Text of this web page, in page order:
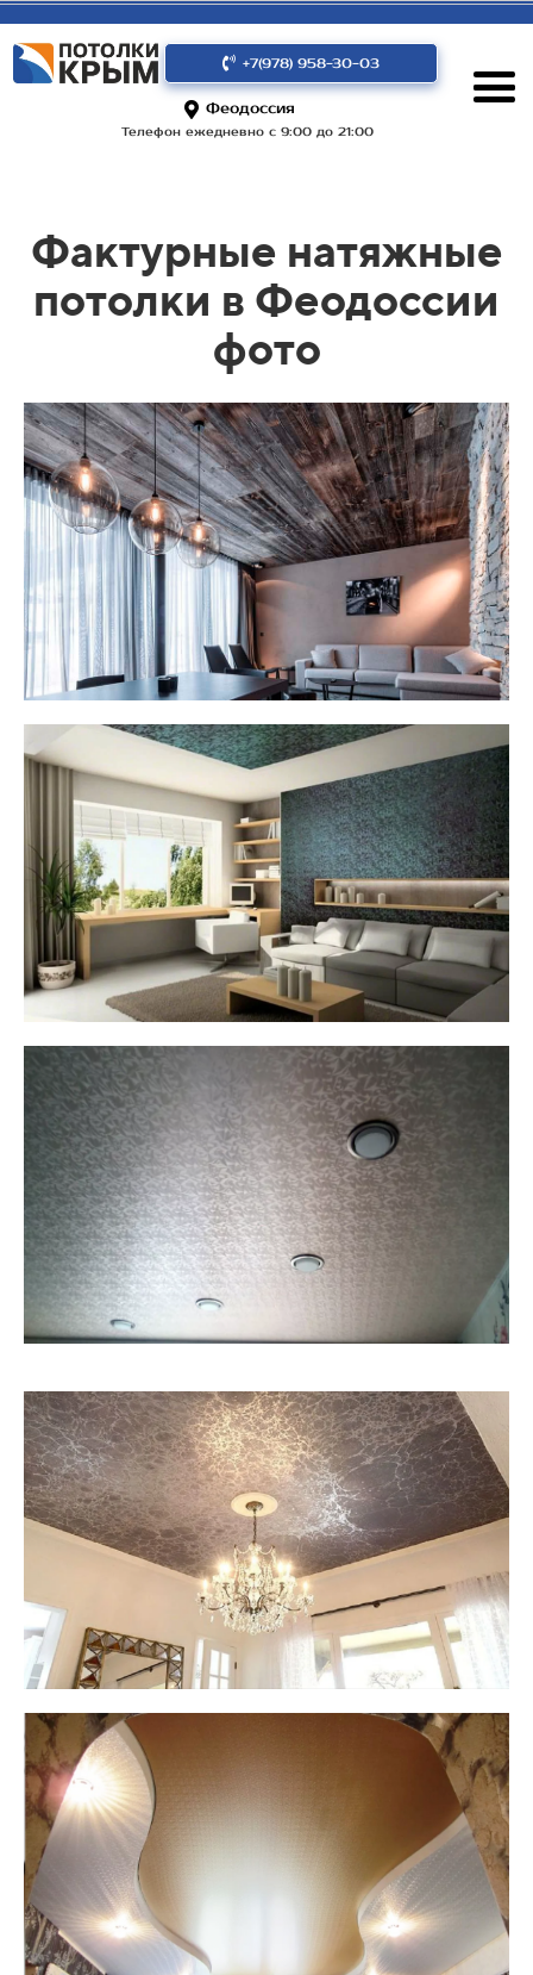
+7(978) 958-30-03
Феодоссия
Телефон ежедневно с 9:00 до 21:00
Фактурные натяжные
потолки в Феодоссии
фото